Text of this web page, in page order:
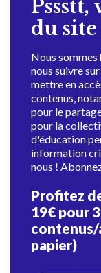
du
Nous sommes
nous suivre
mettre en
contenus,
pour le
pour la
d'éducation
information
nous !
Profitez
19€ pour
contenus/
papier)